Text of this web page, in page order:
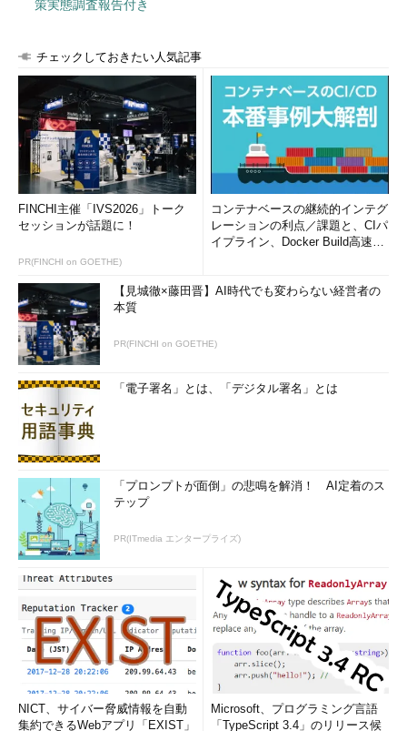
策実態調査報告付き
チェックしておきたい人気記事
FINCHI主催「IVS2026」トーク
セッションが話題に！
PR(FINCHI on GOETHE)
コンテナベースの継続的インテグ
レーションの利点／課題と、CIパ
イプライン、Docker Build高速化
【見城徹×藤田晋】AI時代でも変わらない経営者の
本質
PR(FINCHI on GOETHE)
「電子署名」とは、「デジタル署名」とは
「プロンプトが面倒」の悲鳴を解消！ AI定着のス
テップ
PR(ITmedia エンタープライズ)
NICT、サイバー脅威情報を自動
集約できるWebアプリ「EXIST」
Microsoft、プログラミング言語
「TypeScript 3.4」のリリース候